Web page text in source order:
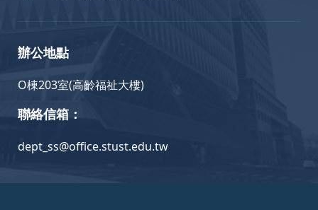
辦公地點
O棟203室(高齡福祉大樓)
聯絡信箱：
dept_ss@office.stust.edu.tw